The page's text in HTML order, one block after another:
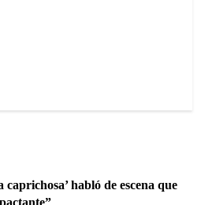
habló de escena que